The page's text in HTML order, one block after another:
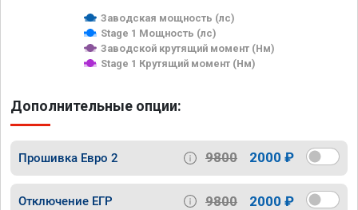
Заводская мощность (лс)
Stage 1 Мощность (лс)
Заводской крутящий момент (Нм)
Stage 1 Крутящий момент (Нм)
Дополнительные опции:
Прошивка Евро 2 9800 2000 ₽
Отключение ЕГР 9800 2000 ₽